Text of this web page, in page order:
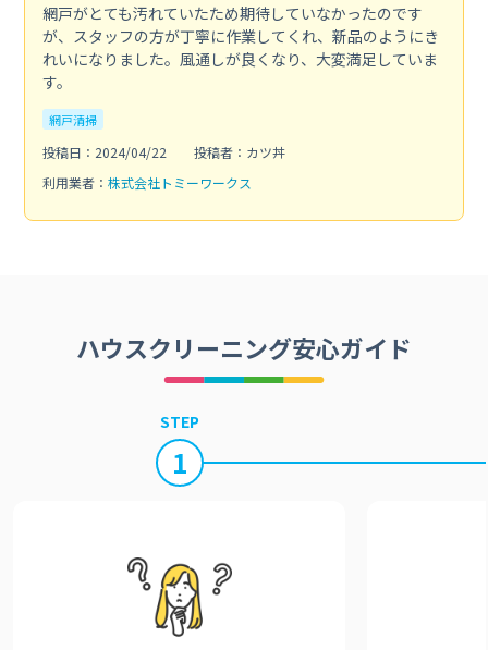
網戸がとても汚れていたため期待していなかったのです
が、スタッフの方が丁寧に作業してくれ、新品のようにき
れいになりました。風通しが良くなり、大変満足していま
す。
網戸清掃
投稿日：2024/04/22
投稿者：カツ丼
利用業者： 株式会社トミーワークス
ハウスクリーニング安心ガイド
STEP
1